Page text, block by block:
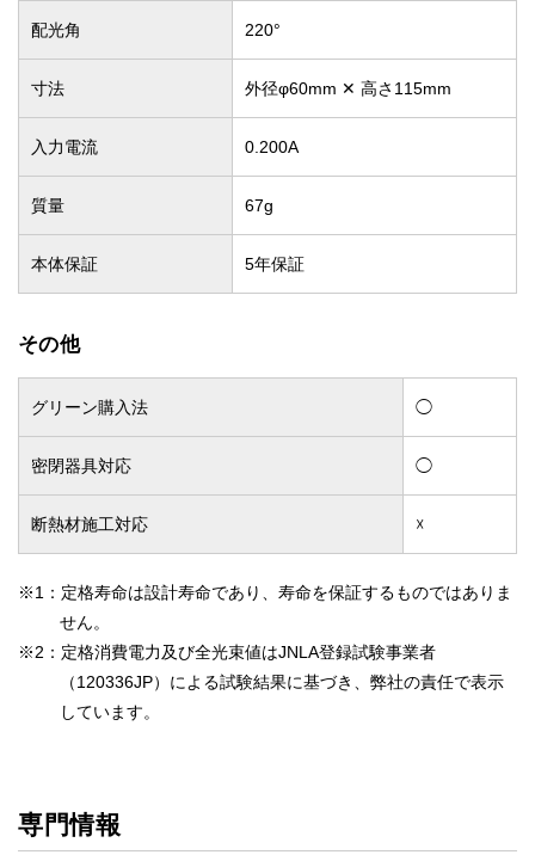
配光角 220°
寸法 外径φ60mm ✕ 高さ115mm
入力電流 0.200A
質量 67g
本体保証 5年保証
その他
グリーン購入法 ◯
密閉器具対応 ◯
断熱材施工対応 ☓
※1：定格寿命は設計寿命であり、寿命を保証するものではありま
せん。
※2：定格消費電力及び全光束値はJNLA登録試験事業者
（120336JP）による試験結果に基づき、弊社の責任で表示
しています。
専門情報